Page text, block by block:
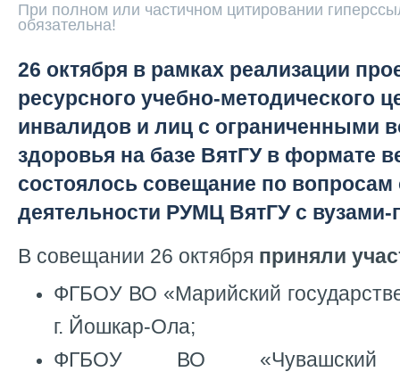
При полном или частичном цитировании
обязательна!
26 октября в рамках реализации
ресурсного учебно-методического
инвалидов и лиц с ограниченными
здоровья на базе ВятГУ в формате
состоялось совещание по вопросам
деятельности РУМЦ ВятГУ с вузами-
В совещании 26 октября приняли
ФГБОУ ВО «Марийский
г. Йошкар-Ола;
ФГБОУ ВО «Чувашский